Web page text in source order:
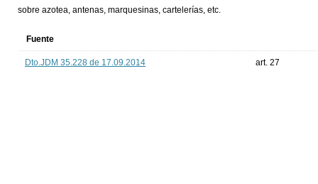
sobre azotea, antenas, marquesinas, cartelerías, etc.
Fuente
Dto.JDM 35.228 de 17.09.2014 art. 27